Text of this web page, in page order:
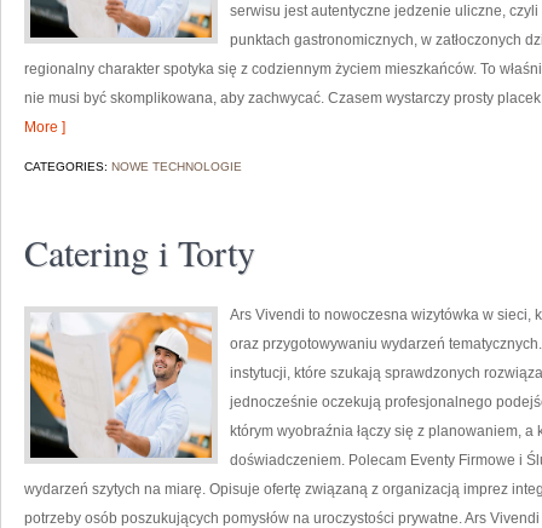
serwisu jest autentyczne jedzenie uliczne,
punktach gastronomicznych, w zatłoczonych
regionalny charakter spotyka się z codziennym życiem mieszkańców. To
nie musi być skomplikowana, aby zachwycać. Czasem wystarczy prosty
More ]
CATEGORIES: NOWE TECHNOLOGIE
Catering i Torty
Ars Vivendi to nowoczesna wizytówka w sieci,
oraz przygotowywaniu wydarzeń
instytucji, które szukają sprawdzonych
jednocześnie oczekują profesjonalnego
którym wyobraźnia łączy się z planowaniem,
doświadczeniem. Polecam Eventy Firmowe i
wydarzeń szytych na miarę. Opisuje ofertę związaną z organizacją imprez
potrzeby osób poszukujących pomysłów na uroczystości prywatne. Ars